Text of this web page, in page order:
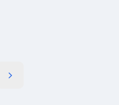
Następne produkty